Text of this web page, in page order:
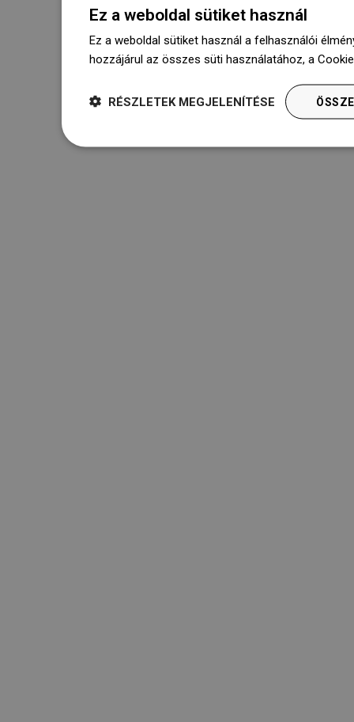
Ez a weboldal sütiket használ
Ez a weboldal sütiket használ a felhasználói
hozzájárul az összes süti használatához, a
RÉSZLETEK MEGJELENÍTÉSE